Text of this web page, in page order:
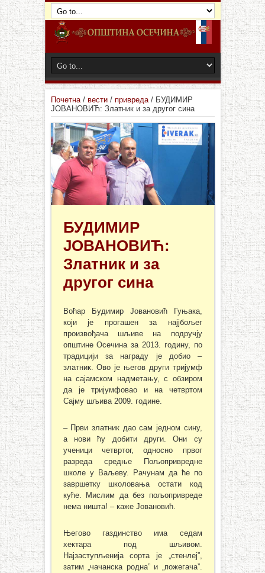
Почетна/ вести/ привреда/ БУДИМИР
ЈОВАНОВИЋ: Златник и за другог сина
БУДИМИР
ЈОВАНОВИЋ:
Златник и за
другог сина
Воћар Будимир Јовановић Гуњака,
који је прогашен за најјбољег
произвођача шљиве на подручју
општине Осечина за 2013. годину, по
традицији за награду је добио –
златник. Ово је његов други тријумф
на сајамском надметању, с обзиром
да је тријумфовао и на четвртом
Сајму шљива 2009. године.
– Први златник дао сам једном сину,
а нови ћу добити други. Они су
ученици четвртог, односно првог
разреда средње Пољопривредне
школе у Ваљеву. Рачунам да ће по
завршетку школовања остати код
куће. Мислим да без пољопривреде
нема ништа! – каже Јовановић.
Његово газдинство има седам
хектара под шљивом.
Најзаступљенија сорта је „стенлеј”,
затим „чачанска родна” и „пожегача”.